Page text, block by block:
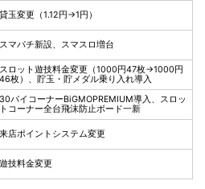
貸玉変更（1.12円→1円）
スマパチ新設、スマスロ増台
スロット遊技料金変更（1000円47枚→1000円
46枚）、貯玉・貯メダル乗り入れ導入
30パイコーナーBiGMOPREMIUM導入、スロッ
トコーナー全台飛沫防止ボード一新
来店ポイントシステム変更
遊技料金変更